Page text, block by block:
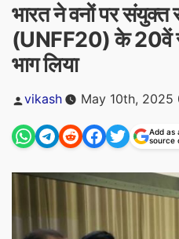
भारत ने वनों पर संयुक्त
(UNFF20) के 20वें
भाग लिया
Posted
vikash May 10th, 2025
Add as
source